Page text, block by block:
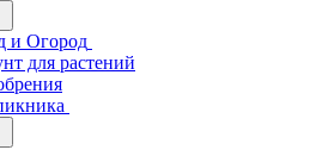
и Огород
для растений